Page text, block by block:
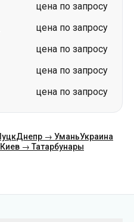
цена по запросу
цена по запросу
цена по запросу
цена по запросу
цена по запросу
Днепр → УманьУкраина
Киев → Татарбунары